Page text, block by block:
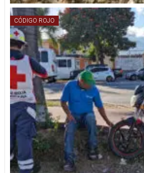
CÓDIGO ROJO